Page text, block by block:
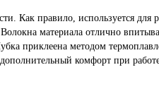
Как правило, используется для
материала отлично
приклеена методом
комфорт при